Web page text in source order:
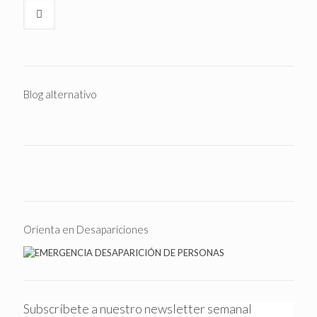
Blog alternativo
Orienta en Desapariciones
Subscríbete a nuestro newsletter semanal